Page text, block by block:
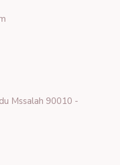
Mssalah 90010 -